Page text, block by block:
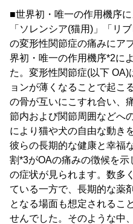
■世界初・唯一の作用機序
「ソレンシア(猫用)」「リ
の変形性関節症の痛みにア
界初・唯一の作用機序*2に
た。変形性関節症(以下
ョンが薄くなることで起こ
の骨が互いにこすれ合い、
節内および関節周囲などへ
により猫や犬の自由な動き
彼らの長期的な健康と幸福
割*3がOAの痛みの徴候を示
の症状が見られます。数多
ている一方で、長期的な薬
となる場面も想定されるこ
せんでした。そのような中